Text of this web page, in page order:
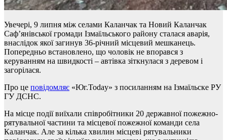
Увечері, 9 липня між селами Каланчак та Новий Каланчак
Саф’янівської громади Ізмаїльського району сталася аварія,
внаслідок якої загинув 36-річний місцевий мешканець.
Попередньо встановлено, що чоловік не впорався з
керуванням на швидкості – автівка зіткнулася з деревом і
загорілася.
Про це повідомляє «Юг.Today» з посиланням на Ізмаїльске РУ
ГУ ДСНС.
На місце події виїхали співробітники 20 державної пожежно-
рятувальної частини та місцевої пожежної команди села
Каланчак. Але за кілька хвилин місцеві рятувальники